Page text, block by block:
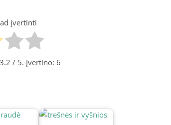
įvertinti
3.2 / 5. Įvertino: 6